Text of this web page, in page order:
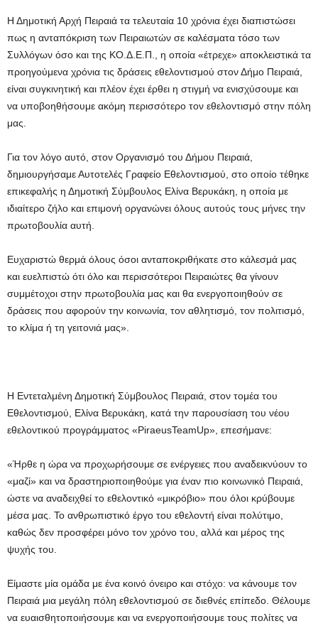
Η Δημοτική Αρχή Πειραιά τα τελευταία 10 χρόνια έχει διαπιστώσει
πως η ανταπόκριση των Πειραιωτών σε καλέσματα τόσο των
Συλλόγων όσο και της ΚΟ.Δ.Ε.Π., η οποία «έτρεχε» αποκλειστικά τα
προηγούμενα χρόνια τις δράσεις εθελοντισμού στον Δήμο Πειραιά,
είναι συγκινητική και πλέον έχει έρθει η στιγμή να ενισχύσουμε και
να υποβοηθήσουμε ακόμη περισσότερο τον εθελοντισμό στην πόλη
μας.
Για τον λόγο αυτό, στον Οργανισμό του Δήμου Πειραιά,
δημιουργήσαμε Αυτοτελές Γραφείο Εθελοντισμού, στο οποίο τέθηκε
επικεφαλής η Δημοτική Σύμβουλος Ελίνα Βερυκάκη, η οποία με
ιδιαίτερο ζήλο και επιμονή οργανώνει όλους αυτούς τους μήνες την
πρωτοβουλία αυτή.
Ευχαριστώ θερμά όλους όσοι ανταποκριθήκατε στο κάλεσμά μας
και ευελπιστώ ότι όλο και περισσότεροι Πειραιώτες θα γίνουν
συμμέτοχοι στην πρωτοβουλία μας και θα ενεργοποιηθούν σε
δράσεις που αφορούν την κοινωνία, τον αθλητισμό, τον πολιτισμό,
το κλίμα ή τη γειτονιά μας».
Η Εντεταλμένη Δημοτική Σύμβουλος Πειραιά, στον τομέα του
Εθελοντισμού, Ελίνα Βερυκάκη, κατά την παρουσίαση του νέου
εθελοντικού προγράμματος «PiraeusTeamUp», επεσήμανε:
«Ήρθε η ώρα να προχωρήσουμε σε ενέργειες που αναδεικνύουν το
«μαζί» και να δραστηριοποιηθούμε για έναν πιο κοινωνικό Πειραιά,
ώστε να αναδειχθεί το εθελοντικό «μικρόβιο» που όλοι κρύβουμε
μέσα μας. Το ανθρωπιστικό έργο του εθελοντή είναι πολύτιμο,
καθώς δεν προσφέρει μόνο τον χρόνο του, αλλά και μέρος της
ψυχής του.
Είμαστε μία ομάδα με ένα κοινό όνειρο και στόχο: να κάνουμε τον
Πειραιά μια μεγάλη πόλη εθελοντισμού σε διεθνές επίπεδο. Θέλουμε
να ευαισθητοποιήσουμε και να ενεργοποιήσουμε τους πολίτες να